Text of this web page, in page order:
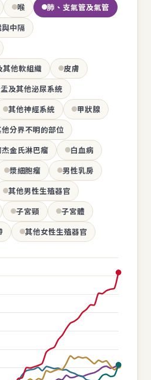
喉
肺、支氣管及氣管
中隔
他軟組織
皮膚
及其他泌尿系統
其他神經系統
甲狀腺
分界不明的部位
金氏淋巴瘤
白血病
漿細胞瘤
男性乳房
其他男性生殖器官
子宮頸
子宮體
其他女性生殖器官